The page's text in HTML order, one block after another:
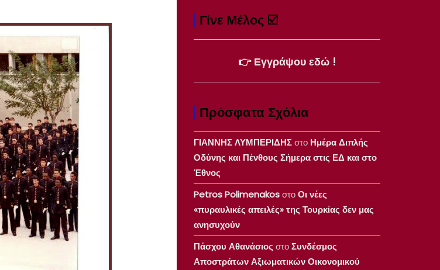
Γίνε Μέλος ☑️
👉 Εγγράψου εδώ !
Πρόσφατα Σχόλια
ΓΙΑΝΝΗΣ ΛΥΜΠΕΡΙΔΗΣστο Ημέρα Διπλής
Οδύνης και Πένθους Σήμερα στις ΕΔ και στο
Έθνος
Petros PolimenakosστοΟι νέες
«πυραυλικές απειλές» της Τουρκίας δεν μας
ανησυχούν
Πάσχου Αθανάσιος στοΣυνδέσμος
Αποστράτων Αξιωματικών Οικονομικού